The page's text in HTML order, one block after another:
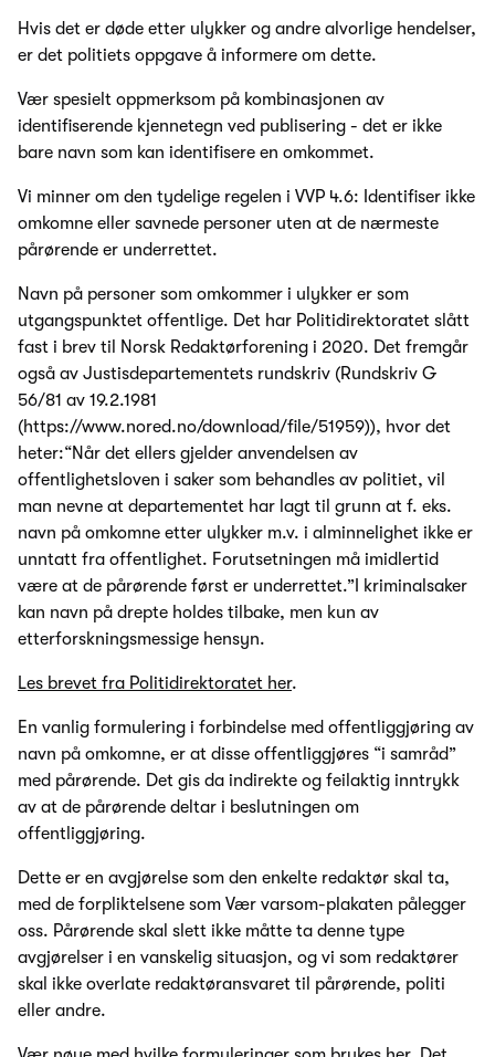
Hvis det er døde etter ulykker og andre alvorlige hendelser,
er det politiets oppgave å informere om dette.
Vær spesielt oppmerksom på kombinasjonen av
identifiserende kjennetegn ved publisering - det er ikke
bare navn som kan identifisere en omkommet.
Vi minner om den tydelige regelen i VVP 4.6: Identifiser ikke
omkomne eller savnede personer uten at de nærmeste
pårørende er underrettet.
Navn på personer som omkommer i ulykker er som
utgangspunktet offentlige. Det har Politidirektoratet slått
fast i brev til Norsk Redaktørforening i 2020. Det fremgår
også av Justisdepartementets rundskriv (Rundskriv G
56/81 av 19.2.1981
(https://www.nored.no/download/file/51959)), hvor det
heter:“Når det ellers gjelder anvendelsen av
offentlighetsloven i saker som behandles av politiet, vil
man nevne at departementet har lagt til grunn at f. eks.
navn på omkomne etter ulykker m.v. i alminnelighet ikke er
unntatt fra offentlighet. Forutsetningen må imidlertid
være at de pårørende først er underrettet.”I kriminalsaker
kan navn på drepte holdes tilbake, men kun av
etterforskningsmessige hensyn.
Les brevet fra Politidirektoratet her.
En vanlig formulering i forbindelse med offentliggjøring av
navn på omkomne, er at disse offentliggjøres “i samråd”
med pårørende. Det gis da indirekte og feilaktig inntrykk
av at de pårørende deltar i beslutningen om
offentliggjøring.
Dette er en avgjørelse som den enkelte redaktør skal ta,
med de forpliktelsene som Vær varsom-plakaten pålegger
oss. Pårørende skal slett ikke måtte ta denne type
avgjørelser i en vanskelig situasjon, og vi som redaktører
skal ikke overlate redaktøransvaret til pårørende, politi
eller andre.